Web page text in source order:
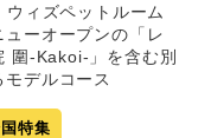
ウィズペットルーム
ーオープンの「レ
圍-Kakoi-」を含む別
デルコース
特集